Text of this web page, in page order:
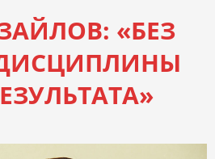
«БЕЗ